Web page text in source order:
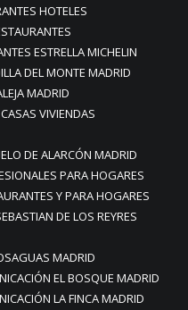
HOTELES
ESTRELLA MICHELIN
DEL MONTE MADRID
MADRID
VIVIENDAS
DE ALARCÓN MADRID
PARA HOGARES
Y PARA HOGARES
DE LOS REYRES
MADRID
EL BOSQUE MADRID
LA FINCA MADRID